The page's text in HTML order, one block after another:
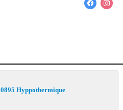
0895 Hyppothermique